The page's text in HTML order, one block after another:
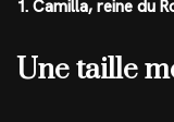
1. Camilla, reine du
Une taille